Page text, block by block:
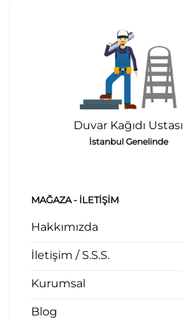
Duvar Kağıdı Ustası
İstanbul Genelinde
MAĞAZA - ILETIŞIM
Hakkımızda
İletişim / S.S.S.
Kurumsal
Blog